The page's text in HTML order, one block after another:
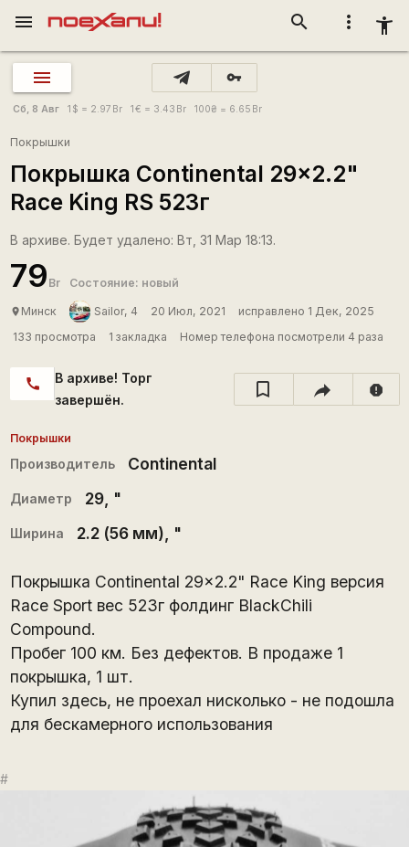
more_vert accessibility_new
search
menu
vpn_key
Сб, 8 Авг 1 $ = 2.97 Br 1€ = 3.43 Br 100₴ = 6.65 Br
Покрышки
Покрышка Continental 29x2.2"
Race King RS 523г
В архиве. Будет удалено: Вт, 31 Мар 18:13.
79 Br Состояние: новый
place Минск Sailor, 4 20 Июл, 2021
исправлено 1 Дек, 2025
133 просмотра
1 закладка Номер телефона посмотрели 4 раза
call
В архиве! Торг
завершён.
report
Покрышки
Производитель Continental
Диаметр 29, "
Ширина 2.2 (56 мм) , "
Покрышка Continental 29x2.2" Race King версия
Race Sport вес 523г фолдинг BlackChili
Compound.
Пробег 100 км. Без дефектов. В продаже 1
покрышка, 1 шт.
Купил здесь, не проехал нисколько - не подошла
для бескамерного использования
#